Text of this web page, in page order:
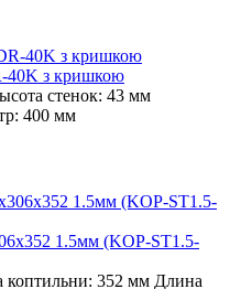
40K з кришкою
стенок: 43 мм
400 мм
1.5мм (KOP-ST1.5-
коптильни: 352 мм Длина